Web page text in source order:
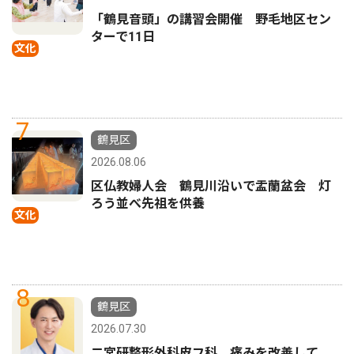
文化
「鶴見音頭」の講習会開催 野毛地区セン
ターで11日
7
文化
鶴見区
2026.08.06
区仏教婦人会 鶴見川沿いで盂蘭盆会 灯
ろう並べ先祖を供養
8
鶴見区
2026.07.30